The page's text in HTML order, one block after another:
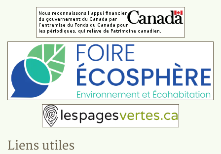
Liens utiles